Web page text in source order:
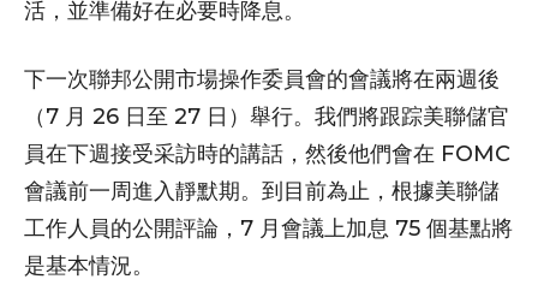
活，並準備好在必要時降息。
下一次聯邦公開市場操作委員會的會議將在兩週後
（7 月 26 日至 27 日）舉行。我們將跟踪美聯儲官
員在下週接受采訪時的講話，然後他們會在 FOMC
會議前一周進入靜默期。到目前為止，根據美聯儲
工作人員的公開評論，7 月會議上加息 75 個基點將
是基本情況。